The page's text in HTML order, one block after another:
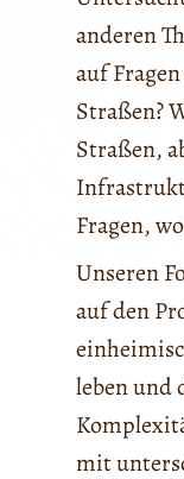
anderen
auf
Straßen?
Straßen,
Fragen,
Unseren
auf den
leben und
mit